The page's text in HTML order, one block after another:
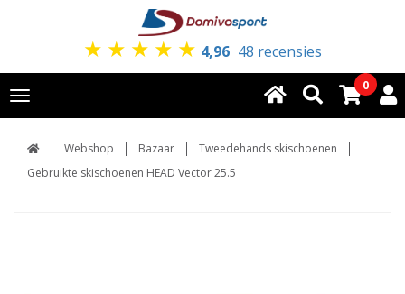
★ ★ ★ ★ ★ 4,96 48 recensies
Toggle
navigation
0
Webshop Bazaar
Tweedehands skischoenen
Gebruikte skischoenen HEAD Vector 25.5